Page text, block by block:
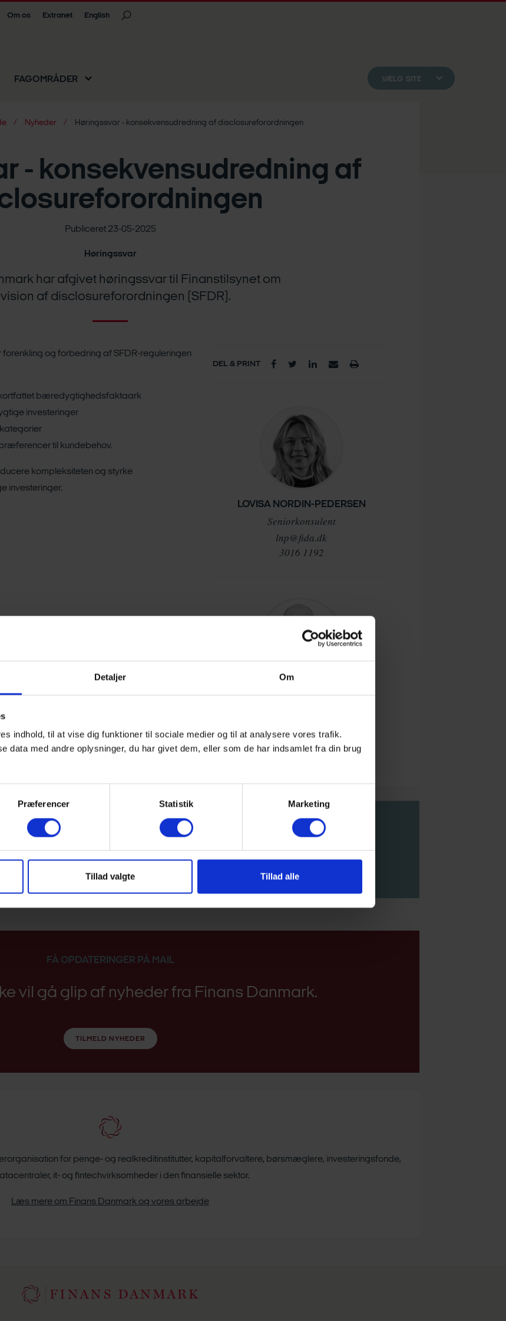
Detaljer Om
indhold, til at vise dig funktioner til sociale medier og til at analysere vores trafik.
data med andre oplysninger, du har givet dem, eller som de har indsamlet fra din brug
Præferencer Statistik Marketing
Tillad valgte Tillad alle
Om os Extranet English
FAGOMRÅDER VÆLG SITE
Nyheder Høringssvar - konsekvensudredning af disclosureforordningen
- konsekvensudredning af
Publiceret 23-05-2025
Høringssvar
har afgivet høringssvar til Finanstilsynet om
af disclosureforordningen (SFDR).
og forbedring af SFDR-reguleringen
bæredygtighedsfaktaark
investeringer
til kundebehov.
kompleksiteten og styrke
investeringer.
DEL & PRINT
LOVISA NORDIN-PEDERSEN
Seniorkonsulent
lnp@fida.dk
3016 1192
CARSTEN BRINK
cb@fida.dk
3123 1654
Høring
Link til høring
FÅ OPDATERINGER PÅ MAIL
vil gå glip af nyheder fra Finans Danmark.
TILMELD NYHEDER
for penge- og realkreditinstitutter, kapitalforvaltere, børsmæglere, investeringsfonde,
it- og fintechvirksomheder i den finansielle sektor.
Læs mere om Finans Danmark og vores arbejde